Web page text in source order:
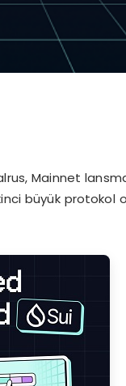
Mainnet
büyük